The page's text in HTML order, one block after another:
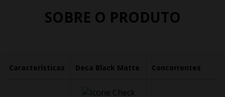
SOBRE O PRODUTO
Características Deca Black Matte Concorrentes